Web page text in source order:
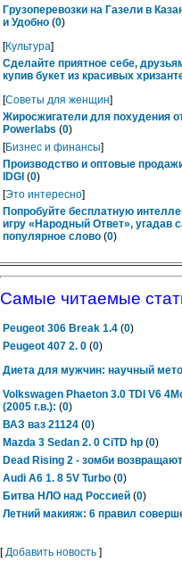
Грузоперевозки на Газели в
и Удобно (0)
[Культура]
Сделайте приятное себе,
купив букет из красивых
[Советы для женщин]
Жиросжигатели для похудения
Powerlabs (0)
[Бизнес и финансы]
Производство и оптовые
IDGI (0)
[Это интересно]
Попробуйте бесплатную
игру «Народный Ответ», угадав
популярное слово (0)
Самые читаемые
Peugeot 306 Break 1.4 (0)
Peugeot 407 2. 0 (0)
Диета для мужчин: научный
Volkswagen Phaeton 3.0 TDI V6
(2005 г.в.): (0)
ВАЗ ваз 21124 (0)
Mazda 3 Sedan 2. 0 CiTD hp (0)
Dead Rising 2 - зомби
Audi A6 1. 8 5V Turbo (0)
Битва НЛО над Россией (0)
Летний макияж: 6 правил
[Добавить новость ]